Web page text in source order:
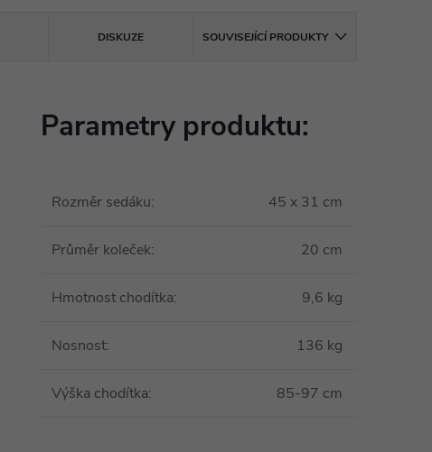
DISKUZE SOUVISEJÍCÍ PRODUKTY
Parametry produktu:
Rozměr sedáku: 45 x 31 cm
Průměr koleček: 20 cm
Hmotnost chodítka: 9,6 kg
Nosnost: 136 kg
Výška chodítka: 85-97 cm